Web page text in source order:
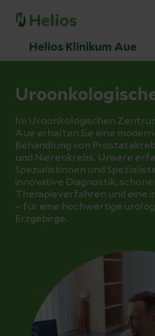
Helios Klinikum Aue
Im Uroonkologischen
Aue erhalten Sie eine
Behandlung von
und Nierenkrebs. Unsere
Spezialistinnen und
innovative Diagnostik,
Therapieverfahren und eine
– für eine hochwertige
Erzgebirge.